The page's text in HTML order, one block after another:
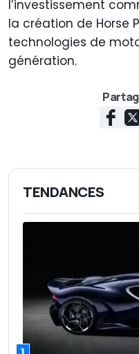
l’investissement
la création de Horse
technologies de
génération.
TENDANCES